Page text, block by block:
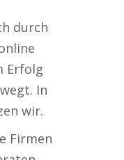
durch
Erfolg
In
wir.
Firmen